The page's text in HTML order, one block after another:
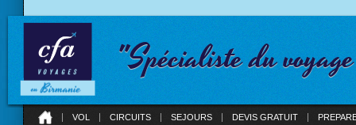
"Spécialiste du
VOL CIRCUITS SEJOURS DEVIS GRATUIT